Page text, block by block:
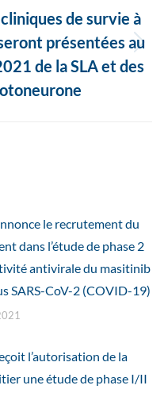
de survie à
présentées au
de la SLA et des
le recrutement du
dans l’étude de phase 2
antivirale du masitinib
SARS-CoV-2 (COVID-19)
l’autorisation de la
une étude de phase I/II